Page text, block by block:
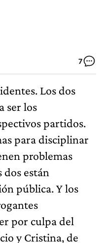
7
Los dos
ser los
partidos.
para disciplinar
problemas
dos están
pública. Y los
por culpa del
y Cristina, de